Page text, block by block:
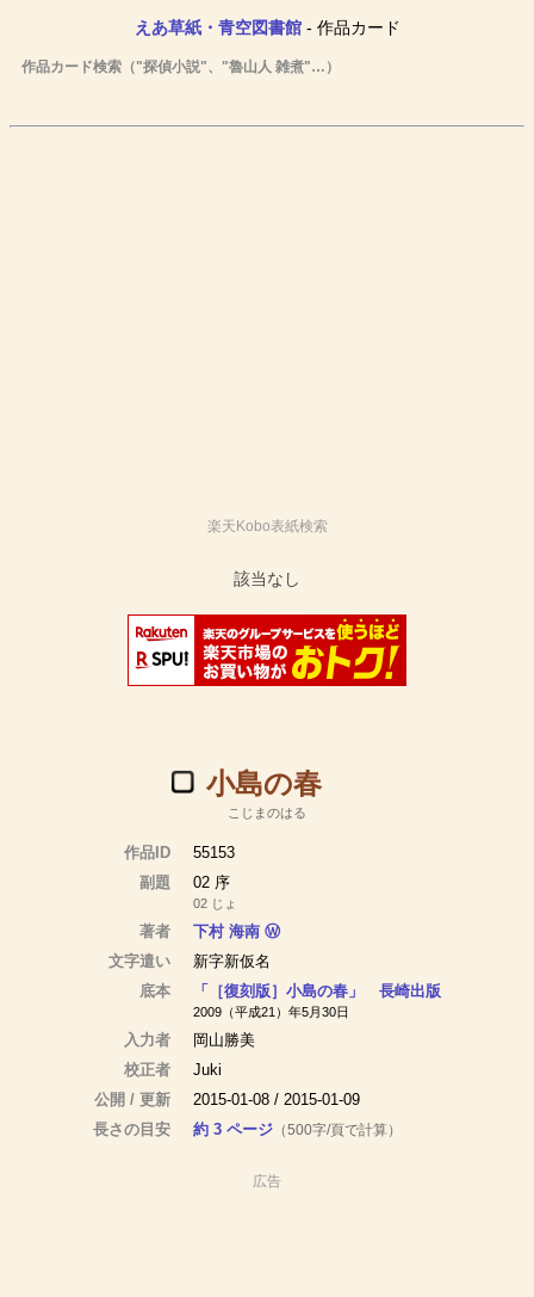
えあ草紙・青空図書館- 作品カード
作品カード検索（"探偵小説"、"魯山人 雑煮"…）
楽天Kobo表紙検索
小島の春
こじまのはる
作品ID
55153
副題
02 序
02 じょ
著者 下村 海南 Ⓦ
文字遣い
新字新仮名
底本
「［復刻版］小島の春」 長崎出版
2009（平成21）年5月30日
入力者
岡山勝美
校正者
Juki
公開 / 更新
2015-01-08 / 2015-01-09
長さの目安
約 3 ページ （500字/頁で計算）
広告